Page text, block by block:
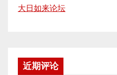
大日如来论坛
近期评论